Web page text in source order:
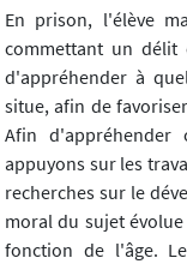
En prison, l'élève
commettant un
d'appréhender à
situe, afin de
Afin d'appréhender
appuyons sur les
recherches sur le
moral du sujet
fonction de l'âge.